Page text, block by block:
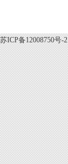
苏ICP备12008750号-2